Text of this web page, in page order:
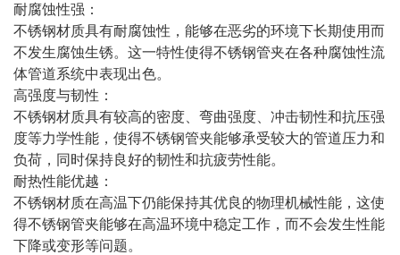
耐腐蚀性强：
不锈钢材质具有耐腐蚀性，能够在恶劣的环境下长期使用而
不发生腐蚀生锈。这一特性使得不锈钢管夹在各种腐蚀性流
体管道系统中表现出色。
高强度与韧性：
不锈钢材质具有较高的密度、弯曲强度、冲击韧性和抗压强
度等力学性能，使得不锈钢管夹能够承受较大的管道压力和
负荷，同时保持良好的韧性和抗疲劳性能。
耐热性能优越：
不锈钢材质在高温下仍能保持其优良的物理机械性能，这使
得不锈钢管夹能够在高温环境中稳定工作，而不会发生性能
下降或变形等问题。